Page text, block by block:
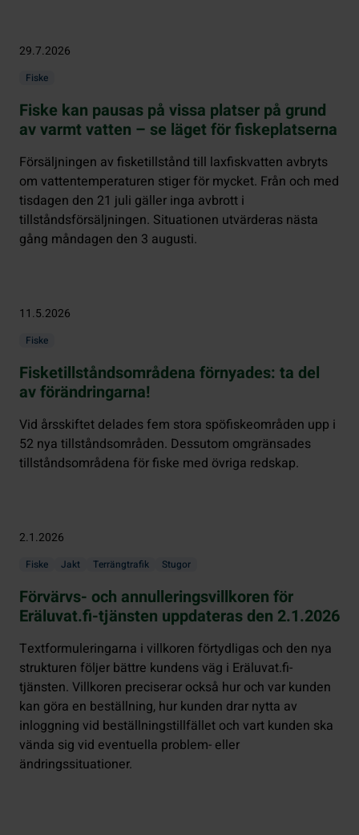
29.7.2026
Fiske
Fiske kan pausas på vissa platser på grund
av varmt vatten – se läget för fiskeplatserna
Försäljningen av fisketillstånd till laxfiskvatten avbryts
om vattentemperaturen stiger för mycket. Från och med
tisdagen den 21 juli gäller inga avbrott i
tillståndsförsäljningen. Situationen utvärderas nästa
gång måndagen den 3 augusti.
11.5.2026
Fiske
Fisketillståndsområdena förnyades: ta del
av förändringarna!
Vid årsskiftet delades fem stora spöfiskeområden upp i
52 nya tillståndsområden. Dessutom omgränsades
tillståndsområdena för fiske med övriga redskap.
2.1.2026
Fiske Jakt Terrängtrafik Stugor
Förvärvs- och annulleringsvillkoren för
Eräluvat.fi-tjänsten uppdateras den 2.1.2026
Textformuleringarna i villkoren förtydligas och den nya
strukturen följer bättre kundens väg i Eräluvat.fi-
tjänsten. Villkoren preciserar också hur och var kunden
kan göra en beställning, hur kunden drar nytta av
inloggning vid beställningstillfället och vart kunden ska
vända sig vid eventuella problem- eller
ändringssituationer.